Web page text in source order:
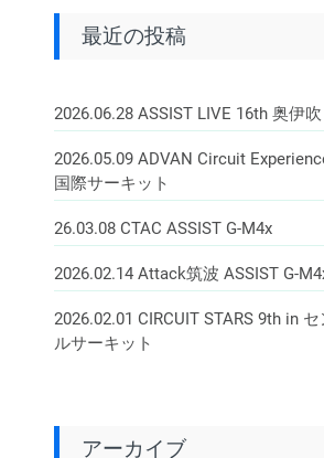
最近の投稿
2026.06.28 ASSIST LIVE 16th 奥伊吹
2026.05.09 ADVAN Circuit
国際サーキット
26.03.08 CTAC ASSIST G-M4x
2026.02.14 Attack筑波 ASSIST G-
2026.02.01 CIRCUIT STARS 9th in
ルサーキット
アーカイブ